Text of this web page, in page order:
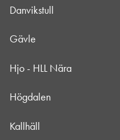
Danvikstull
Gävle
Hjo - HLL Nära
Högdalen
Kallhäll